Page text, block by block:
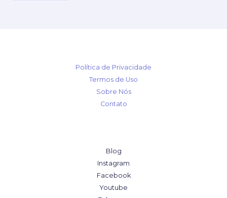
Política de Privacidade
Termos de Uso
Sobre Nós
Contato
Blog
Instagram
Facebook
Youtube